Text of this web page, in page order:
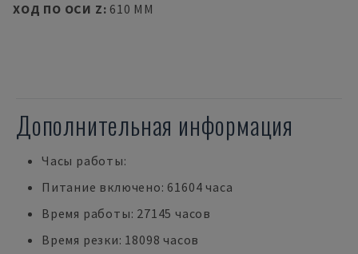
ХОД ПО ОСИ Z: 610 MM
Дополнительная информация
Часы работы:
Питание включено: 61604 часа
Время работы: 27145 часов
Время резки: 18098 часов